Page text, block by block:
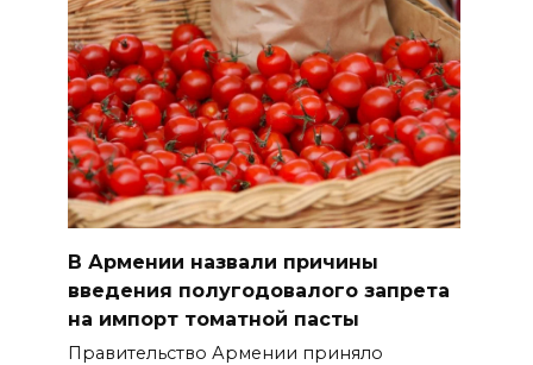
В Армении назвали причины
введения полугодовалого запрета
на импорт томатной пасты
Правительство Армении приняло